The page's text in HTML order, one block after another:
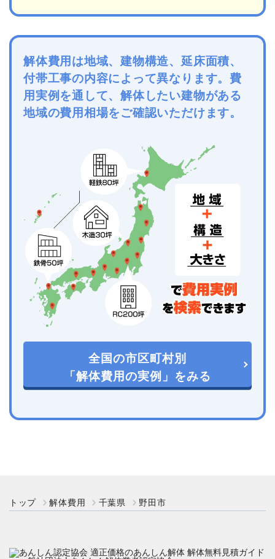
解体費用は地域、建物構造、延床面積、
付帯工事の内容によって異なります。費
用実例を通して、解体したい建物がある
地域の費用相場をご確認いただけます。
全国の市区町村別
「解体費用の実例」をみる
トップ 解体費用 千葉県 野田市